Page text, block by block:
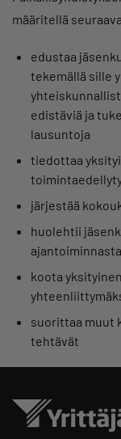
määritellä
edustaa
tekemällä sille
edistäviä ja
lausuntoja
tiedottaa
järjestää
huolehtii
ajantoiminnasta
koota
suorittaa muut
tehtävät